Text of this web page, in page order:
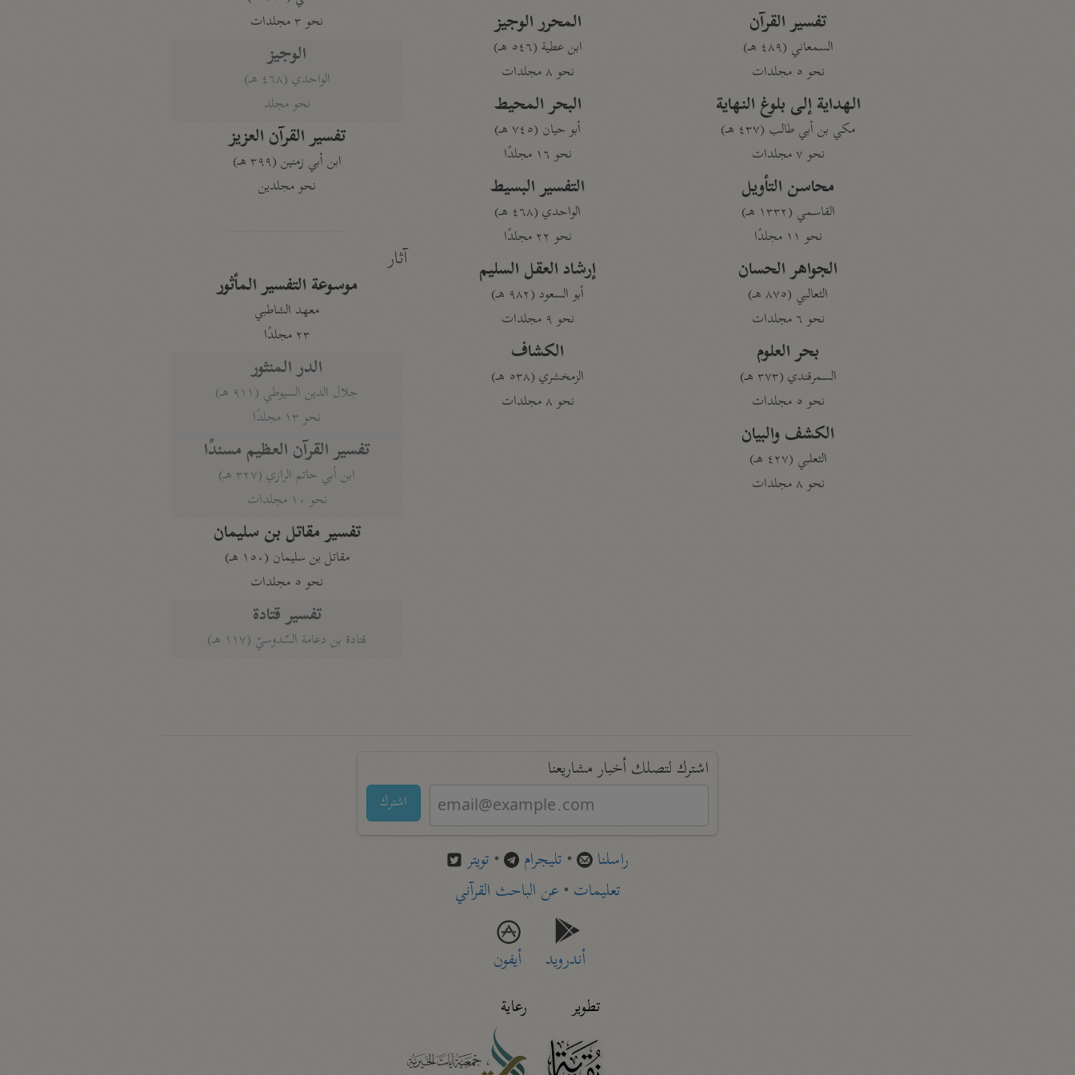
تفسير القرآن
السمعاني (٤٨٩ هـ)
نحو ٥ مجلدات
الهداية إلى بلوغ النهاية
مكي بن أبي طالب (٤٣٧ هـ)
نحو ٧ مجلدات
محاسن التأويل
القاسمي (١٣٣٢ هـ)
نحو ١١ مجلدًا
الجواهر الحسان
الثعالبي (٨٧٥ هـ)
نحو ٦ مجلدات
بحر العلوم
السمرقندي (٣٧٣ هـ)
نحو ٥ مجلدات
الكشف والبيان
الثعلبي (٤٢٧ هـ)
نحو ٨ مجلدات
المحرر الوجيز
ابن عطية (٥٤٦ هـ)
نحو ٨ مجلدات
البحر المحيط
أبو حيان (٧٤٥ هـ)
نحو ١٦ مجلدًا
التفسير البسيط
الواحدي (٤٦٨ هـ)
نحو ٢٢ مجلدًا
إرشاد العقل السليم
أبو السعود (٩٨٢ هـ)
نحو ٩ مجلدات
الكشاف
الزمخشري (٥٣٨ هـ)
نحو ٨ مجلدات
نحو ٣ مجلدات
الوجيز
الواحدي (٤٦٨ هـ)
نحو مجلد
تفسير القرآن العزيز
ابن أبي زمنين (٣٩٩ هـ)
نحو مجلدين
آثار
موسوعة التفسير المأثور
معهد الشاطبي
٢٣ مجلدًا
الدر المنثور
جلال الدين السيوطي (٩١١ هـ)
نحو ١٣ مجلدًا
تفسير القرآن العظيم مسندًا
ابن أبي حاتم الرازي (٣٢٧ هـ)
نحو ١٠ مجلدات
تفسير مقاتل بن سليمان
مقاتل بن سليمان (١٥٠ هـ)
نحو ٥ مجلدات
تفسير قتادة
قتادة بن دعامة السّدوسيّ (١١٧ هـ)
اشترك لتصلك أخبار مشاريعنا
اشترك
راسلنا • تليجرام • تويتر
تعليمات• عن الباحث القرآني
أندرويد
أيفون
تطوير
رعاية